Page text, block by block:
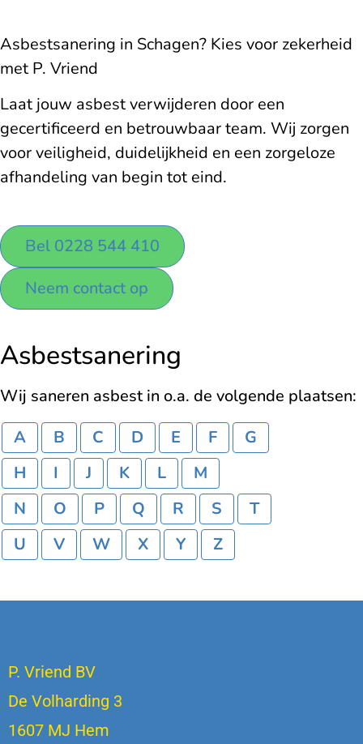
Asbestsanering in Schagen? Kies voor zekerheid
met P. Vriend
Laat jouw asbest verwijderen door een
gecertificeerd en betrouwbaar team. Wij zorgen
voor veiligheid, duidelijkheid en een zorgeloze
afhandeling van begin tot eind.
Bel 0228 544 410
Neem contact op
Asbestsanering
Wij saneren asbest in o.a. de volgende plaatsen:
A
B C D E F
G
H
I J K L
M
N
O P Q R S
T
U
V W X Y Z
P. Vriend BV
De Volharding 3
1607 MJ Hem